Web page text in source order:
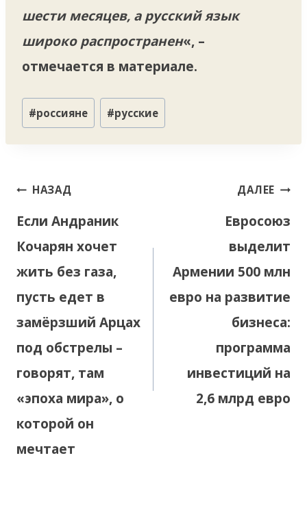
шести месяцев, а русский язык
широко распространен«, –
отмечается в материале.
Метки
записи:
#россияне #русские
Навигация
записям
НАЗАД
Если Андраник
Кочарян хочет
жить без газа,
пусть едет в
замёрзший Арцах
под обстрелы –
говорят, там
«эпоха мира», о
которой он
мечтает
ДАЛЕЕ
Евросоюз
выделит
Армении 500 млн
евро на развитие
бизнеса:
программа
инвестиций на
2,6 млрд евро